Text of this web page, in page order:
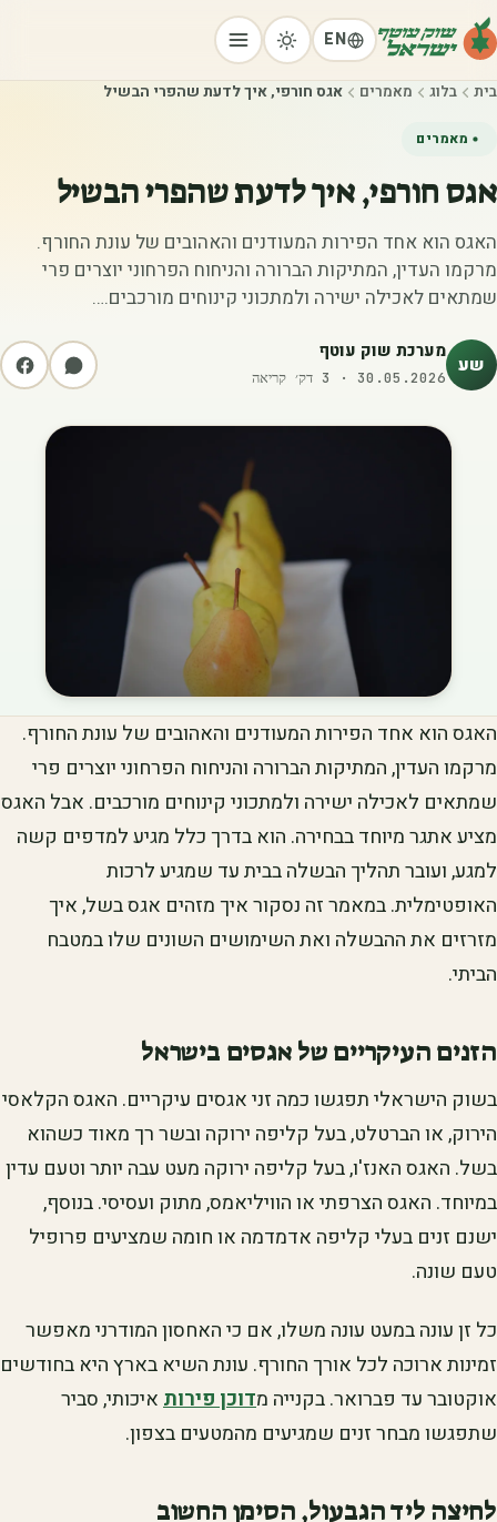
EN
בית בלוג מאמרים אגס חורפי, איך לדעת שהפרי הבשיל
מאמרים
אגס חורפי, איך לדעת שהפרי הבשיל
האגס הוא אחד הפירות המעודנים והאהובים של עונת החורף.
מרקמו העדין, המתיקות הברורה והניחוח הפרחוני יוצרים פרי
שמתאים לאכילה ישירה ולמתכוני קינוחים מורכבים.…
שע מערכת שוק עוטף
30.05.2026
·
3 דק׳ קריאה
האגס הוא אחד הפירות המעודנים והאהובים של עונת החורף.
מרקמו העדין, המתיקות הברורה והניחוח הפרחוני יוצרים פרי
שמתאים לאכילה ישירה ולמתכוני קינוחים מורכבים. אבל האגס
מציע אתגר מיוחד בבחירה. הוא בדרך כלל מגיע למדפים קשה
למגע, ועובר תהליך הבשלה בבית עד שמגיע לרכות
האופטימלית. במאמר זה נסקור איך מזהים אגס בשל, איך
מזרזים את ההבשלה ואת השימושים השונים שלו במטבח
הביתי.
הזנים העיקריים של אגסים בישראל
בשוק הישראלי תפגשו כמה זני אגסים עיקריים. האגס הקלאסי
הירוק, או הברטלט, בעל קליפה ירוקה ובשר רך מאוד כשהוא
בשל. האגס האנז'ו, בעל קליפה ירוקה מעט עבה יותר וטעם עדין
במיוחד. האגס הצרפתי או הוויליאמס, מתוק ועסיסי. בנוסף,
ישנם זנים בעלי קליפה אדמדמה או חומה שמציעים פרופיל
טעם שונה.
כל זן עונה במעט עונה משלו, אם כי האחסון המודרני מאפשר
זמינות ארוכה לכל אורך החורף. עונת השיא בארץ היא בחודשים
אוקטובר עד פברואר. בקנייה מדוכן פירותאיכותי, סביר
שתפגשו מבחר זנים שמגיעים מהמטעים בצפון.
לחיצה ליד הגבעול, הסימן החשוב